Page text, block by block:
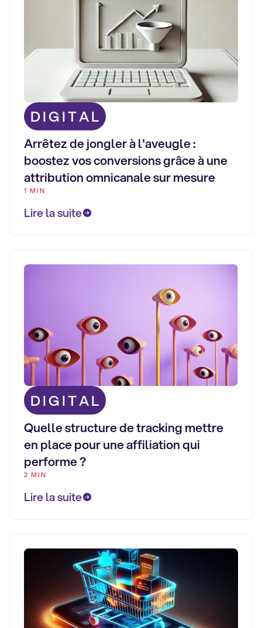
DIGITAL
Arrêtez de jongler à l'aveugle :
boostez vos conversions grâce à une
attribution omnicanale sur mesure
1 MIN
Lire la suite
DIGITAL
Quelle structure de tracking mettre
en place pour une affiliation qui
performe ?
2 MIN
Lire la suite